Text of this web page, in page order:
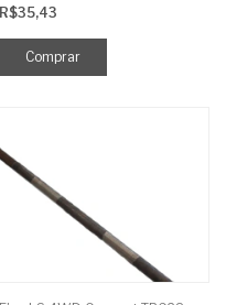
R$35,43